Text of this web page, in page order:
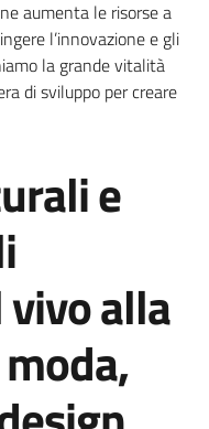
aumenta le risorse a
l’innovazione e gli
la grande vitalità
di sviluppo per creare
e
alla